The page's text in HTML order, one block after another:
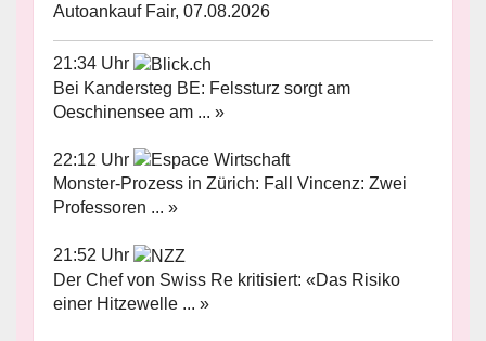
Autoankauf Fair, 07.08.2026
21:34 Uhr
Bei Kandersteg BE: Felssturz sorgt am
Oeschinensee am ... »
22:12 Uhr
Monster-Prozess in Zürich: Fall Vincenz: Zwei
Professoren ... »
21:52 Uhr
Der Chef von Swiss Re kritisiert: «Das Risiko
einer Hitzewelle ... »